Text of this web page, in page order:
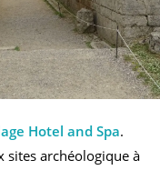
Hotel and Spa.
sites archéologique à